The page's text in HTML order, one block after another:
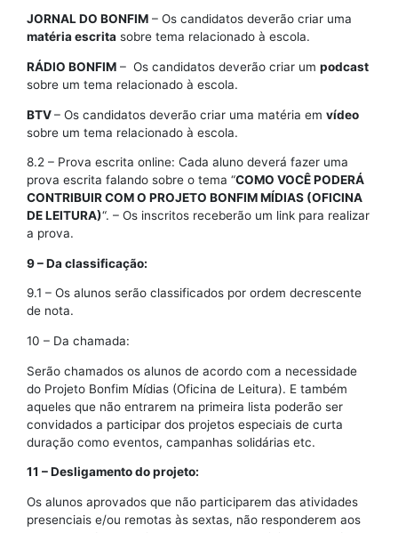
JORNAL DO BONFIM – Os candidatos deverão criar uma
matéria escrita sobre tema relacionado à escola.
RÁDIO BONFIM – Os candidatos deverão criar um podcast
sobre um tema relacionado à escola.
BTV– Os candidatos deverão criar uma matéria em vídeo
sobre um tema relacionado à escola.
8.2 – Prova escrita online: Cada aluno deverá fazer uma
prova escrita falando sobre o tema “COMO VOCÊ PODERÁ
CONTRIBUIR COM O PROJETO BONFIM MÍDIAS (OFICINA
DE LEITURA)“. – Os inscritos receberão um link para realizar
a prova.
9 – Da classificação:
9.1 – Os alunos serão classificados por ordem decrescente
de nota.
10 – Da chamada:
Serão chamados os alunos de acordo com a necessidade
do Projeto Bonfim Mídias (Oficina de Leitura). E também
aqueles que não entrarem na primeira lista poderão ser
convidados a participar dos projetos especiais de curta
duração como eventos, campanhas solidárias etc.
11 – Desligamento do projeto:
Os alunos aprovados que não participarem das atividades
presenciais e/ou remotas às sextas, não responderem aos